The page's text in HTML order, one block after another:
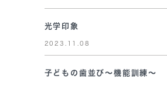
光学印象
2023.11.08
子どもの歯並び～機能訓練～